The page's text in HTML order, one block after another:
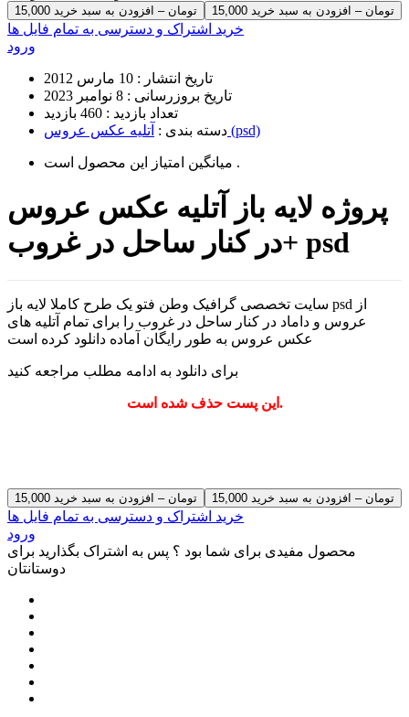
15,000 تومان – افزودن به سبد خرید
خرید اشتراک و دسترسی به تمام فایل ها
ورود
تاریخ انتشار : 10 مارس 2012
تاریخ بروزرسانی : 8 نوامبر 2023
تعداد بازدید : 460 بازدید
دسته بندی : آتلیه عکس عروس (psd)
میانگین امتیاز این محصول است .
پروژه لایه باز آتلیه عکس عروس
در کنار ساحل در غروب+ psd
سایت تخصصی گرافیک وطن فتو یک طرح کاملا لایه باز psd از
عروس و داماد در کنار ساحل در غروب را برای تمام آتلیه های
عکس عروس به طور رایگان آماده دانلود کرده است
برای دانلود به ادامه مطلب مراجعه کنید
این پست حذف شده است.
15,000 تومان – افزودن به سبد خرید
خرید اشتراک و دسترسی به تمام فایل ها
ورود
محصول مفیدی برای شما بود ؟ پس به اشتراک بگذارید برای
دوستانتان